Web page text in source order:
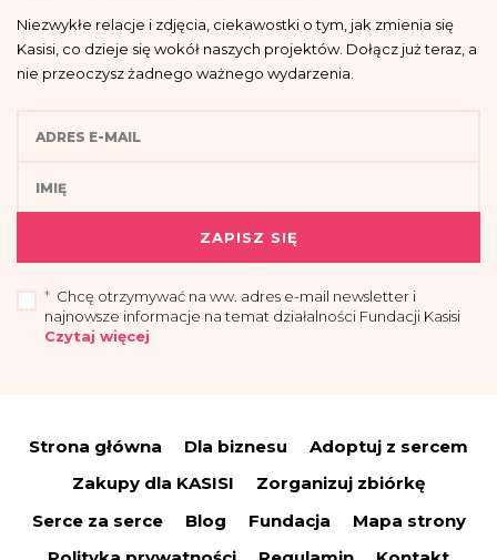
Niezwykłe relacje i zdjęcia, ciekawostki o tym, jak zmienia się
Kasisi, co dzieje się wokół naszych projektów. Dołącz już teraz, a
nie przeoczysz żadnego ważnego wydarzenia.
ZAPISZ SIĘ
* Chcę otrzymywać na ww. adres e-mail newsletter i
najnowsze informacje na temat działalności Fundacji Kasisi
Czytaj więcej
Administrator wyznaczył Inspektora Danych Osobowych, z którym można się
a) wysyłki newslettera i informacji o działalności fundacji – co stanowi
Strona główna Dla biznesu
Adoptuj z sercem
Zakupy dla KASISI
Zorganizuj zbiórkę
Serce za serce
Blog Fundacja
Mapa strony